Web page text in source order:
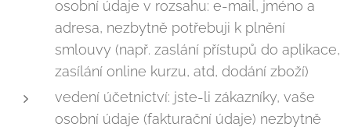
osobní údaje v rozsahu: e-mail, jméno a
adresa, nezbytně potřebuji k plnění
smlouvy (např. zaslání přístupů do aplikace,
zasílání online kurzu, atd, dodání zboží)
vedení účetnictví: jste-li zákazníky, vaše
osobní údaje (fakturační údaje) nezbytně